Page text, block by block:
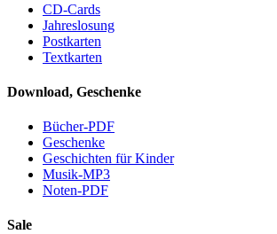
CD-Cards
Jahreslosung
Postkarten
Textkarten
Download, Geschenke
Bücher-PDF
Geschenke
Geschichten für Kinder
Musik-MP3
Noten-PDF
Sale